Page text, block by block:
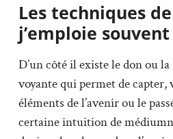
Les techniques
j’emploie souvent
D’un côté il existe le don ou
voyante qui permet de capter,
éléments de l’avenir ou le
certaine intuition de